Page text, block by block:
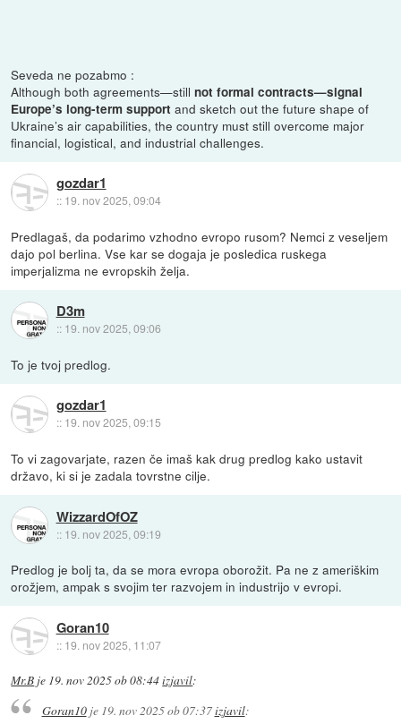
Seveda ne pozabmo :
Although both agreements—stillnot formal contracts—signal
Europe’s long-term support and sketch out the future shape of
Ukraine’s air capabilities, the country must still overcome major
financial, logistical, and industrial challenges.
gozdar1
:: 19. nov 2025, 09:04
Predlagaš, da podarimo vzhodno evropo rusom? Nemci z veseljem
dajo pol berlina. Vse kar se dogaja je posledica ruskega
imperjalizma ne evropskih želja.
D3m
:: 19. nov 2025, 09:06
To je tvoj predlog.
gozdar1
:: 19. nov 2025, 09:15
To vi zagovarjate, razen če imaš kak drug predlog kako ustavit
državo, ki si je zadala tovrstne cilje.
WizzardOfOZ
:: 19. nov 2025, 09:19
Predlog je bolj ta, da se mora evropa oborožit. Pa ne z ameriškim
orožjem, ampak s svojim ter razvojem in industrijo v evropi.
Goran10
:: 19. nov 2025, 11:07
Mr.B je 19. nov 2025 ob 08:44izjavil:
Goran10je 19. nov 2025 ob 07:37izjavil: